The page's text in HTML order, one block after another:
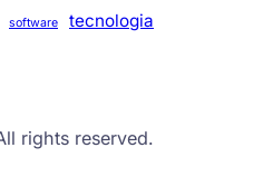
software tecnologia
rights reserved.